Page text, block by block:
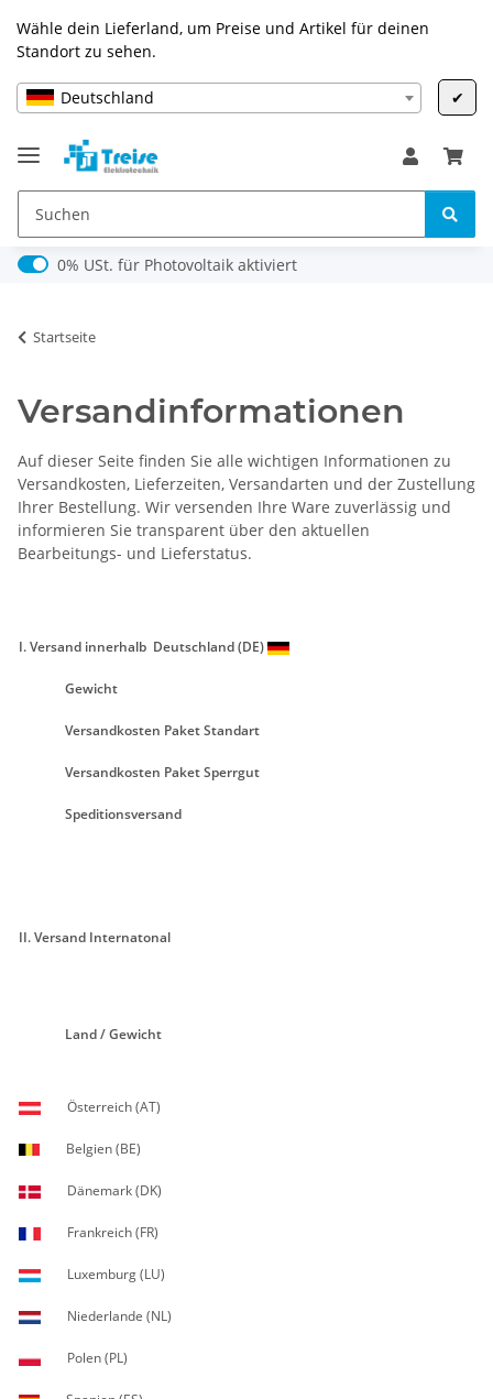
Wähle dein Lieferland, um Preise und Artikel für deinen
Standort zu sehen.
Deutschland ✔
0% USt. für Photovoltaik (§ 12 Abs. 3 UStG)
0% USt. für Photovoltaik aktiviert
Startseite
Versandinformationen
Auf dieser Seite finden Sie alle wichtigen Informationen zu
Versandkosten, Lieferzeiten, Versandarten und der Zustellung
Ihrer Bestellung. Wir versenden Ihre Ware zuverlässig und
informieren Sie transparent über den aktuellen
Bearbeitungs- und Lieferstatus.
I. Versand innerhalb Deutschland (DE)
Gewicht
Versandkosten Paket Standart
Versandkosten Paket Sperrgut
Speditionsversand
II. Versand Internatonal
Land / Gewicht
Österreich (AT)
Belgien (BE)
Dänemark (DK)
Frankreich (FR)
Luxemburg (LU)
Niederlande (NL)
Polen (PL)